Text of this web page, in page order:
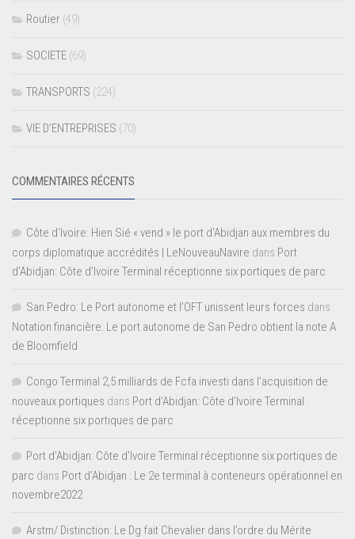
Routier (49)
SOCIETE (69)
TRANSPORTS (224)
VIE D’ENTREPRISES (70)
COMMENTAIRES RÉCENTS
Côte d'Ivoire: Hien Sié « vend » le port d'Abidjan aux membres du
corps diplomatique accrédités | LeNouveauNavire dans Port
d’Abidjan: Côte d’Ivoire Terminal réceptionne six portiques de parc
San Pedro: Le Port autonome et l’OFT unissent leurs forces dans
Notation financière: Le port autonome de San Pedro obtient la note A
de Bloomfield
Congo Terminal 2,5 milliards de Fcfa investi dans l’acquisition de
nouveaux portiques dans Port d’Abidjan: Côte d’Ivoire Terminal
réceptionne six portiques de parc
Port d'Abidjan: Côte d’Ivoire Terminal réceptionne six portiques de
parc dans Port d’Abidjan : Le 2e terminal à conteneurs opérationnel en
novembre2022
Arstm/ Distinction: Le Dg fait Chevalier dans l’ordre du Mérite